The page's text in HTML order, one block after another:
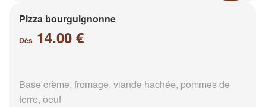
Pizza bourguignonne
Dès 14.00 €
Base crème, fromage, viande hachée, pommes de
terre, oeuf